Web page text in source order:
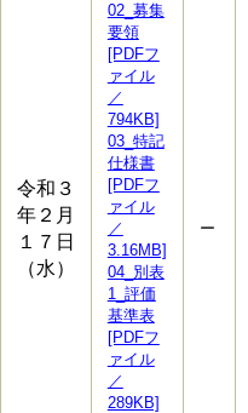
令和３
年２月
１７日
（水）
02_募集
要領
[PDFフ
ァイル
／
794KB]
03_特記
仕様書
[PDFフ
ァイル
／
3.16MB]
04_別表
1_評価
基準表
[PDFフ
ァイル
／
289KB]
ー